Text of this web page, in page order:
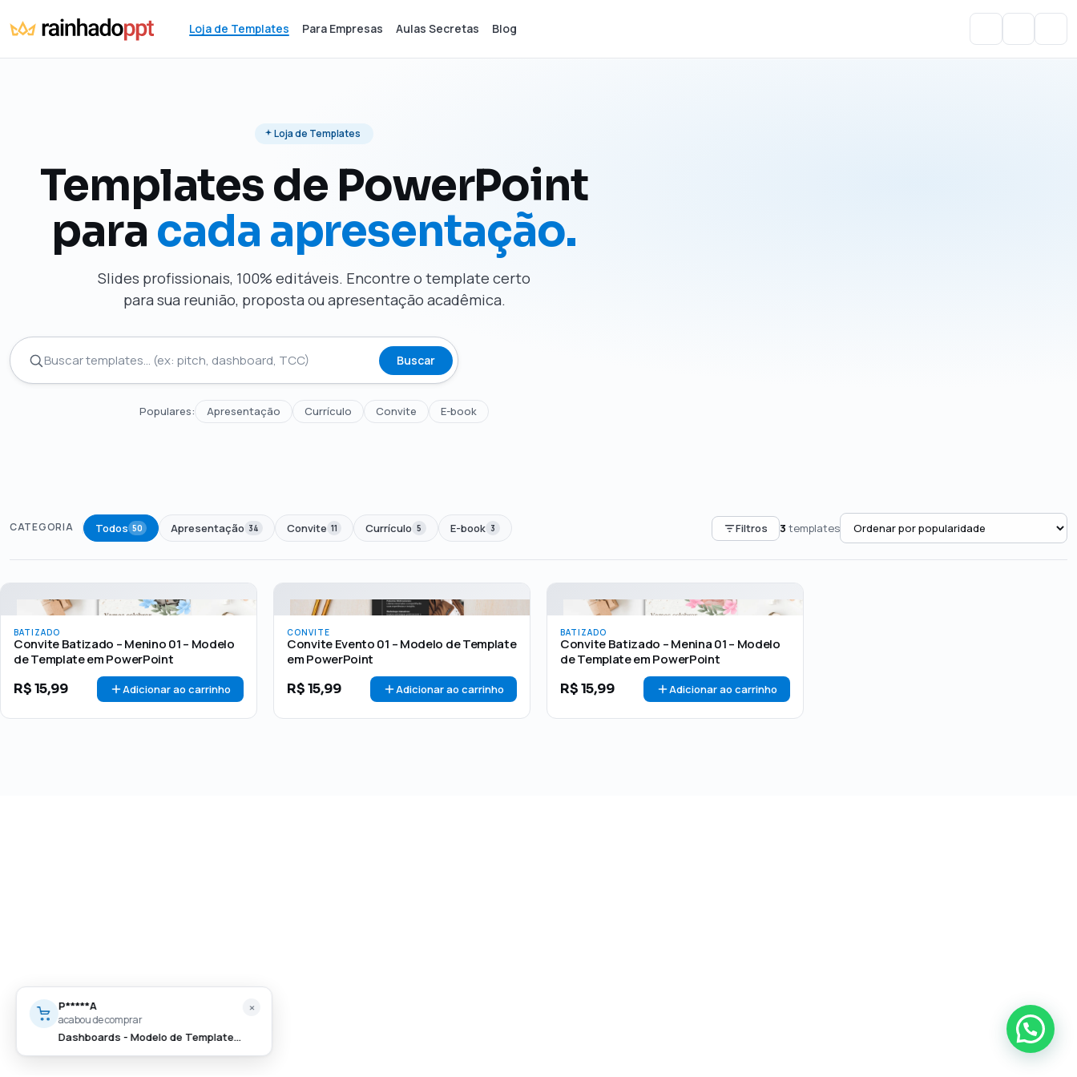
Loja de Templates Para Empresas Aulas Secretas Blog
Loja de Templates
Templates de PowerPoint
para cada apresentação.
Slides profissionais, 100% editáveis. Encontre o template certo
para sua reunião, proposta ou apresentação acadêmica.
Buscar
Populares: Apresentação Currículo Convite E-book
CATEGORIA Todos 50 Apresentação 34 Convite 11 Currículo 5 E-book 3 Filtros 3 templates
PREÇO Todos Até R$50 R$50 – R$100 Acima de R$100 OFERTA 🏷 Em promoção
BATIZADO
Convite Batizado – Menino 01 – Modelo
de Template em PowerPoint
R$15,99 Adicionar ao carrinho
CONVITE
Convite Evento 01 – Modelo de Template
em PowerPoint
R$15,99 Adicionar ao carrinho
BATIZADO
Convite Batizado – Menina 01 – Modelo
de Template em PowerPoint
R$15,99 Adicionar ao carrinho
P*****A
acabou de comprar
Dashboards - Modelo de Template em PowerPoint
×